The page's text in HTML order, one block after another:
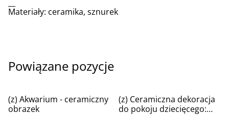
Materiały: ceramika, sznurek
Powiązane pozycje
(z) Akwarium - ceramiczny
obrazek
(z) Ceramiczna dekoracja
do pokoju dziecięcego: